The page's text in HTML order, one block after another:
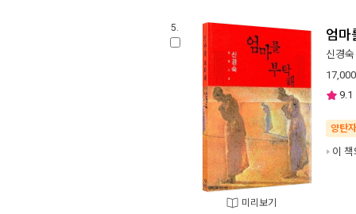
5.
미리보기
엄마
신경숙
17,000
9.1
양탄
이